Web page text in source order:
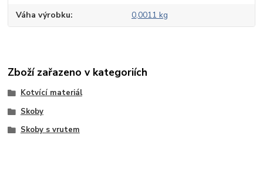
Váha výrobku 0,0011 kg
Zboží zařazeno v kategoriích
Kotvící materiál
Skoby
Skoby s vrutem